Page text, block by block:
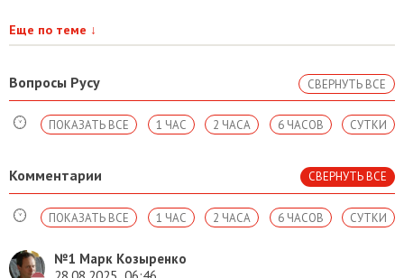
Еще по теме ↓
Вопросы Русу СВЕРНУТЬ ВСЕ
СУТКИ
6 ЧАСОВ
2 ЧАСА
1 ЧАС
ПОКАЗАТЬ ВСЕ
Комментарии СВЕРНУТЬ ВСЕ
СУТКИ
6 ЧАСОВ
2 ЧАСА
1 ЧАС
ПОКАЗАТЬ ВСЕ
№1 Марк Козыренко